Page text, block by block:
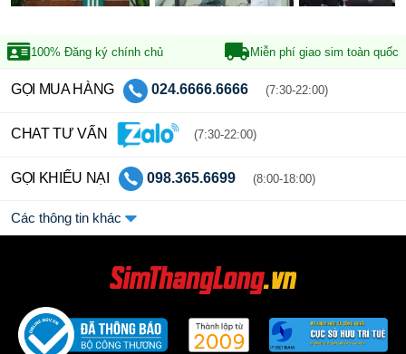
100% Đăng ký chính chủ Miễn phí giao sim toàn quốc
GỌI MUA HÀNG 024.6666.6666 (7:30-22:00)
CHAT TƯ VẤN (7:30-22:00)
GỌI KHIẾU NẠI 098.365.6699 (8:00-18:00)
Các thông tin khác